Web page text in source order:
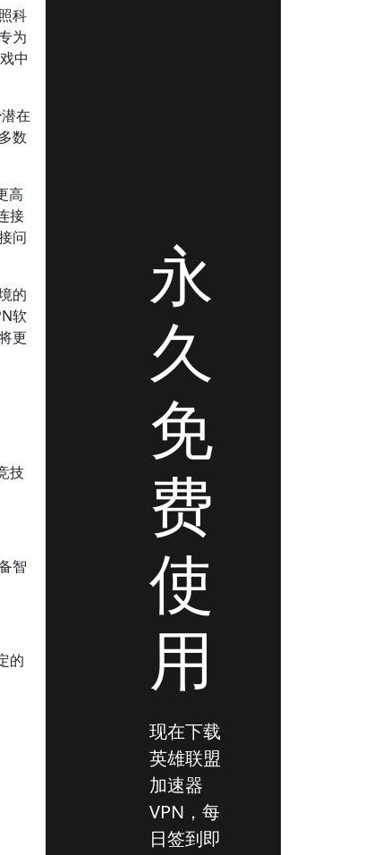
科
为
中
在
数
高
接
问
的
软
更
技
智
的
永
久
免
费
使
用
现在下载
英雄联盟
加速器
VPN，每
日签到即